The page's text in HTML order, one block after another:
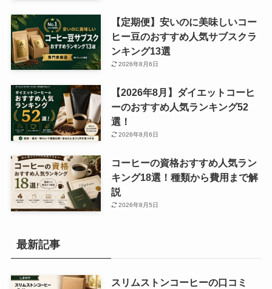
【定期便】安いのに美味しいコー
ヒー豆のおすすめ人気サブスクラ
ンキング13選
2026年8月6日
【2026年8月】ダイエットコーヒ
ーのおすすめ人気ランキング52
選！
2026年8月6日
コーヒーの資格おすすめ人気ラン
キング18選！種類から費用まで解
説
2026年8月5日
最新記事
スリムストンコーヒーの口コミ